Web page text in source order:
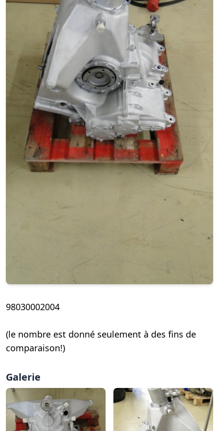
98030002004
(le nombre est donné seulement à des fins de
comparaison!)
Galerie